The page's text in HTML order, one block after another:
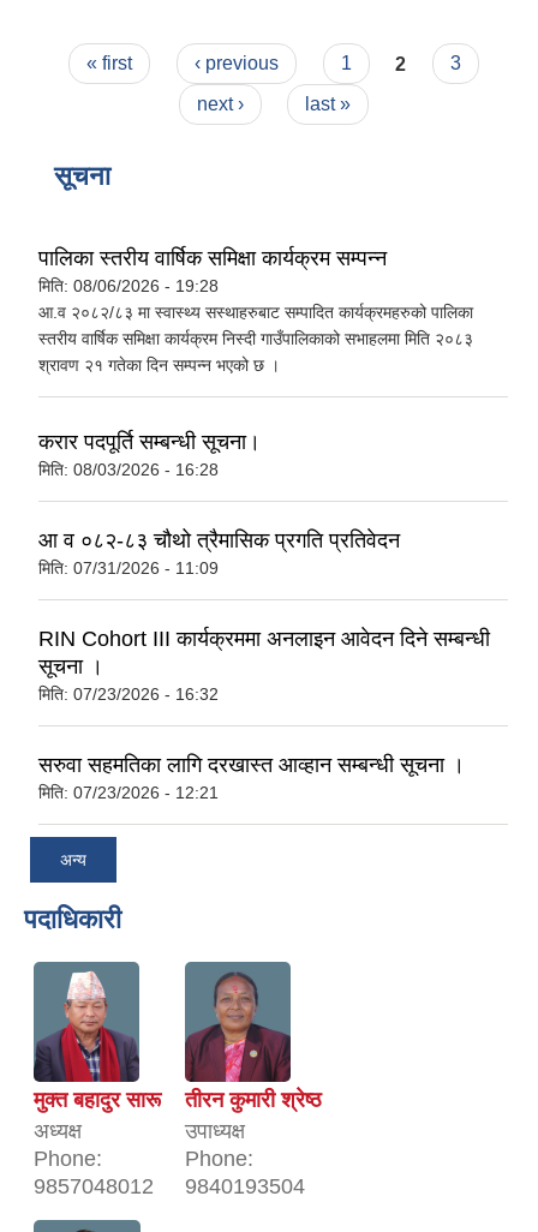
Pages
« first ‹ previous 1 2
3
next ›
last »
सूचना
पालिका स्तरीय वार्षिक समिक्षा कार्यक्रम सम्पन्न
मिति: 08/06/2026 - 19:28
आ.व २०८२/८३ मा स्वास्थ्य सस्थाहरुबाट सम्पादित कार्यक्रमहरुको पालिका
स्तरीय वार्षिक समिक्षा कार्यक्रम निस्दी गाउँपालिकाको सभाहलमा मिति २०८३
श्रावण २१ गतेका दिन सम्पन्न भएको छ ।
करार पदपूर्ति सम्बन्धी सूचना।
मिति: 08/03/2026 - 16:28
आ व ०८२-८३ चौथो त्रैमासिक प्रगति प्रतिवेदन
मिति: 07/31/2026 - 11:09
RIN Cohort III कार्यक्रममा अनलाइन आवेदन दिने सम्बन्धी
सूचना ।
मिति: 07/23/2026 - 16:32
सरुवा सहमतिका लागि दरखास्त आव्हान सम्बन्धी सूचना ।
मिति: 07/23/2026 - 12:21
अन्य
पदाधिकारी
मुक्त बहादुर सारू
अध्यक्ष
Phone:
9857048012
तीरन कुमारी श्रेष्ठ
उपाध्यक्ष
Phone:
9840193504